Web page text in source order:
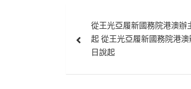
章
覽
從王光亞履新國務院港澳辦
起 從王光亞履新國務院港澳
日說起